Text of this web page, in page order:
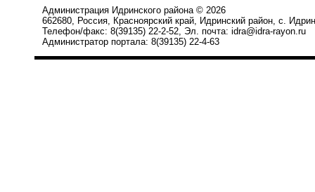
Администрация Идринского района © 2026
662680, Россия, Красноярский край, Идринский район, с.
Телефон/факс: 8(39135) 22-2-52, Эл. почта: idra@idra-rayon.ru
Администратор портала: 8(39135) 22-4-63